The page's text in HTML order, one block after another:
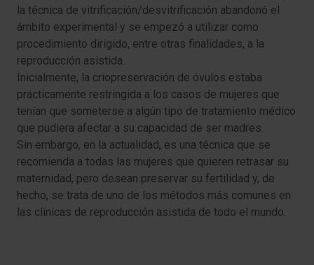
la técnica de vitrificación/desvitrificación abandonó el
ámbito experimental y se empezó a utilizar como
procedimiento dirigido, entre otras finalidades, a la
reproducción asistida.
Inicialmente, la criopreservación de óvulos estaba
prácticamente restringida a los casos de mujeres que
tenían que someterse a algún tipo de tratamiento médico
que pudiera afectar a su capacidad de ser madres.
Sin embargo, en la actualidad, es una técnica que se
recomienda a todas las mujeres que quieren retrasar su
maternidad, pero desean preservar su fertilidad y, de
hecho, se trata de uno de los métodos más comunes en
las clínicas de reproducción asistida de todo el mundo.